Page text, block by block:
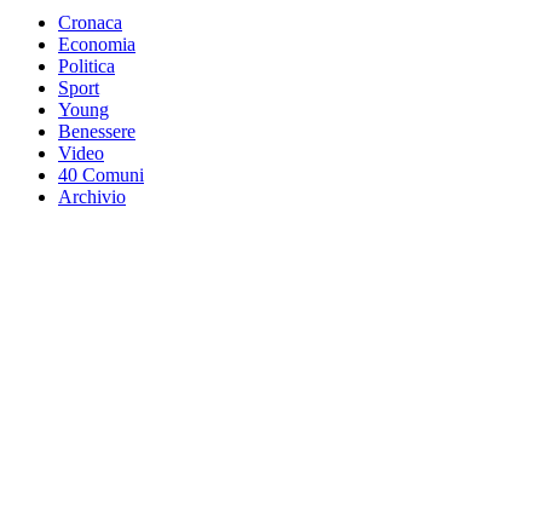
Cronaca
Economia
Politica
Sport
Young
Benessere
Video
40 Comuni
Archivio